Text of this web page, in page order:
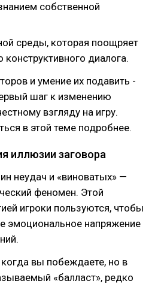
собственной
среды, которая поощряет
конструктивного диалога.
и умение их подавить -
шаг к изменению
взгляду на игру.
в этой теме подробнее.
иллюзии заговора
неудач и «виноватых» —
феномен. Этой
игроки пользуются, чтобы
эмоциональное напряжение
вы побеждаете, но в
«балласт», редко